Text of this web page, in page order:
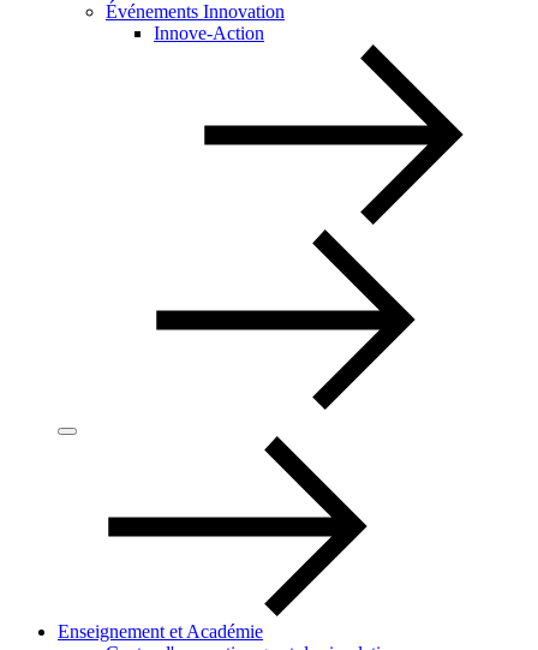
Événements Innovation
Innove-Action
Enseignement et Académie